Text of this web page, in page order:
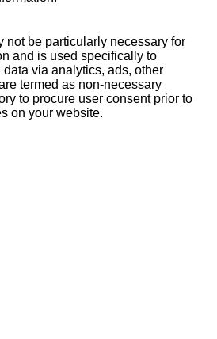
not be particularly necessary for
and is used specifically to
via analytics, ads, other
termed as non-necessary
to procure user consent prior to
on your website.